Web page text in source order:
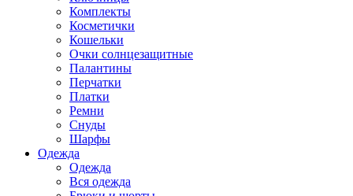
Комплекты
Косметички
Кошельки
Очки солнцезащитные
Палантины
Перчатки
Платки
Ремни
Снуды
Шарфы
Одежда
Одежда
Вся одежда